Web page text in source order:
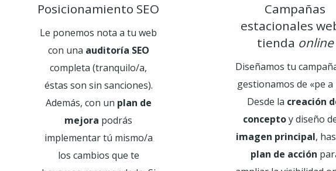
Posicionamiento SEO
Le ponemos nota a tu web
con una auditoría SEO
completa (tranquilo/a,
éstas son sin sanciones).
Además, con un plan de
mejora podrás
implementar tú mismo/a
los cambios que te
Campañas
estacionales
tienda online
Diseñamos tu
gestionamos de «pe a
Desde la creación
conceptoy diseño
imagen principal,
plan de acción